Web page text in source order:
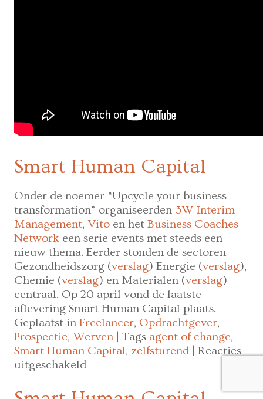
Smart Human Capital
Onder de noemer “Upcycle your business
transformation” organiseerden 3W Interim
Management,Vito en hetBusiness Coaches
Network een serie events met steeds een
nieuw thema. Eerder stonden de sectoren
Gezondheidszorg (verslag) Energie (verslag),
Chemie (verslag) en Materialen (verslag)
centraal. Op 20 april vond de laatste
aflevering Smart Human Capital plaats.
Geplaatst in Freelancer, Opdrachtgever,
Prospectie,Werven Tags agent of change,
Smart Human Capital, zelfsturend
Reacties
uitgeschakeld
is